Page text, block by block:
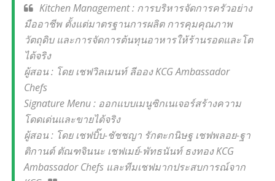
Kitchen Management : การบริหารจัดการครัวอย่าง
มืออาชีพ ตั้งแต่มาตรฐานการผลิต การคุมคุณภาพ
วัตถุดิบ และการจัดการต้นทุนอาหารให้ร้านรอดและโต
ได้จริง
ผู้สอน : โดย เชฟวิลเมนท์ ลีออง KCG Ambassador
Chefs
Signature Menu : ออกแบบเมนูซิกเนเจอร์สร้างความ
โดดเด่นและขายได้จริง
ผู้สอน : โดย เชฟบิ๊บ-ชัชชญา รักตะกนิษฐ เชฟพลอย-ฐา
ติกานต์ ตัณฑจินนะ เชฟเมย์-พัทธนันท์ ธงทอง KCG
Ambassador Chefs และทีมเชฟมากประสบการณ์จาก